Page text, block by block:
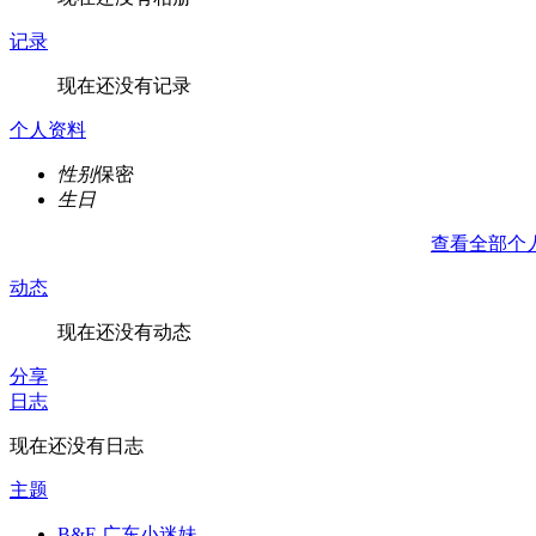
记录
现在还没有记录
个人资料
性别保密
生日
查看全部个
动态
现在还没有动态
分享
日志
现在还没有日志
主题